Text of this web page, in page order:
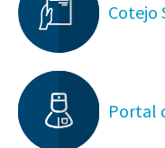
Cotejo
Portal